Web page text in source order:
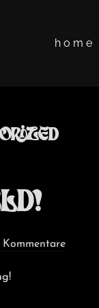
h o m e
Kommentare